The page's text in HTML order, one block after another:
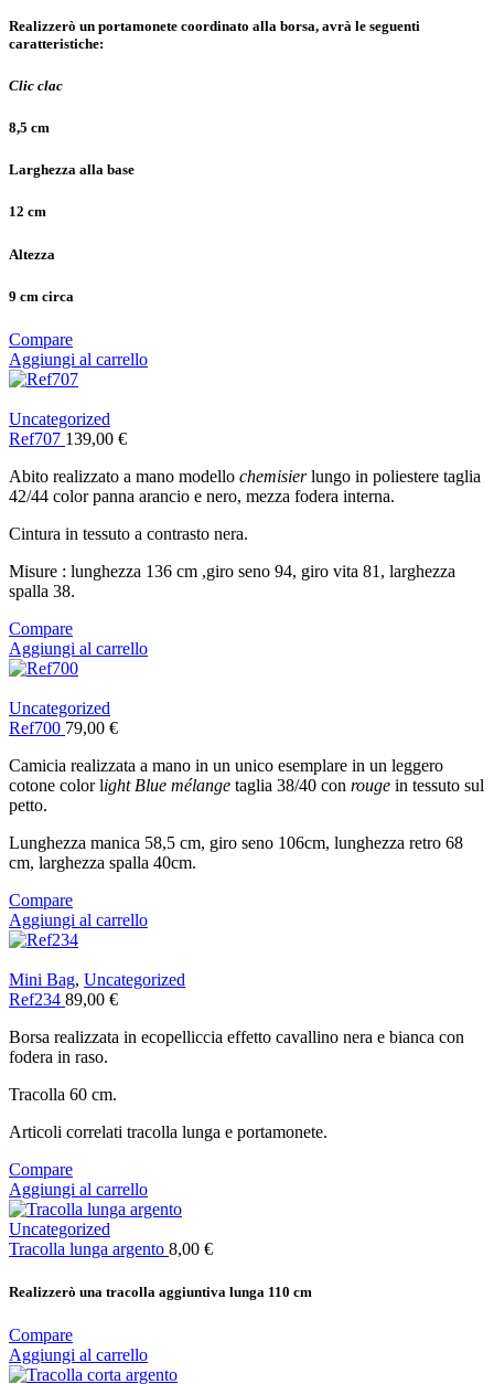
Realizzerò un portamonete coordinato alla borsa, avrà le seguenti
caratteristiche:
Clic clac
8,5 cm
Larghezza alla base
12 cm
Altezza
9 cm circa
Compare
Aggiungi al carrello
Uncategorized
Ref707 139,00 €
Abito realizzato a mano modello chemisierlungo in poliestere taglia
42/44 color panna arancio e nero, mezza fodera interna.
Cintura in tessuto a contrasto nera.
Misure : lunghezza 136 cm ,giro seno 94, giro vita 81, larghezza
spalla 38.
Compare
Aggiungi al carrello
Uncategorized
Ref700 79,00 €
Camicia realizzata a mano in un unico esemplare in un leggero
cotone color light Blue mélange taglia 38/40 con rouge in tessuto sul
petto.
Lunghezza manica 58,5 cm, giro seno 106cm, lunghezza retro 68
cm, larghezza spalla 40cm.
Compare
Aggiungi al carrello
Mini Bag, Uncategorized
Ref234 89,00 €
Borsa realizzata in ecopelliccia effetto cavallino nera e bianca con
fodera in raso.
Tracolla 60 cm.
Articoli correlati tracolla lunga e portamonete.
Compare
Aggiungi al carrello
Uncategorized
Tracolla lunga argento 8,00 €
Realizzerò una tracolla aggiuntiva lunga 110 cm
Compare
Aggiungi al carrello